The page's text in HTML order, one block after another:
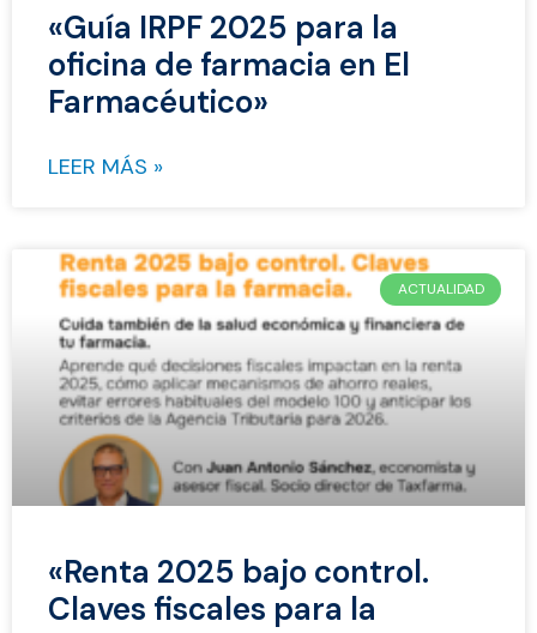
«Guía IRPF 2025 para la
oficina de farmacia en El
Farmacéutico»
LEER MÁS »
ACTUALIDAD
«Renta 2025 bajo control.
Claves fiscales para la